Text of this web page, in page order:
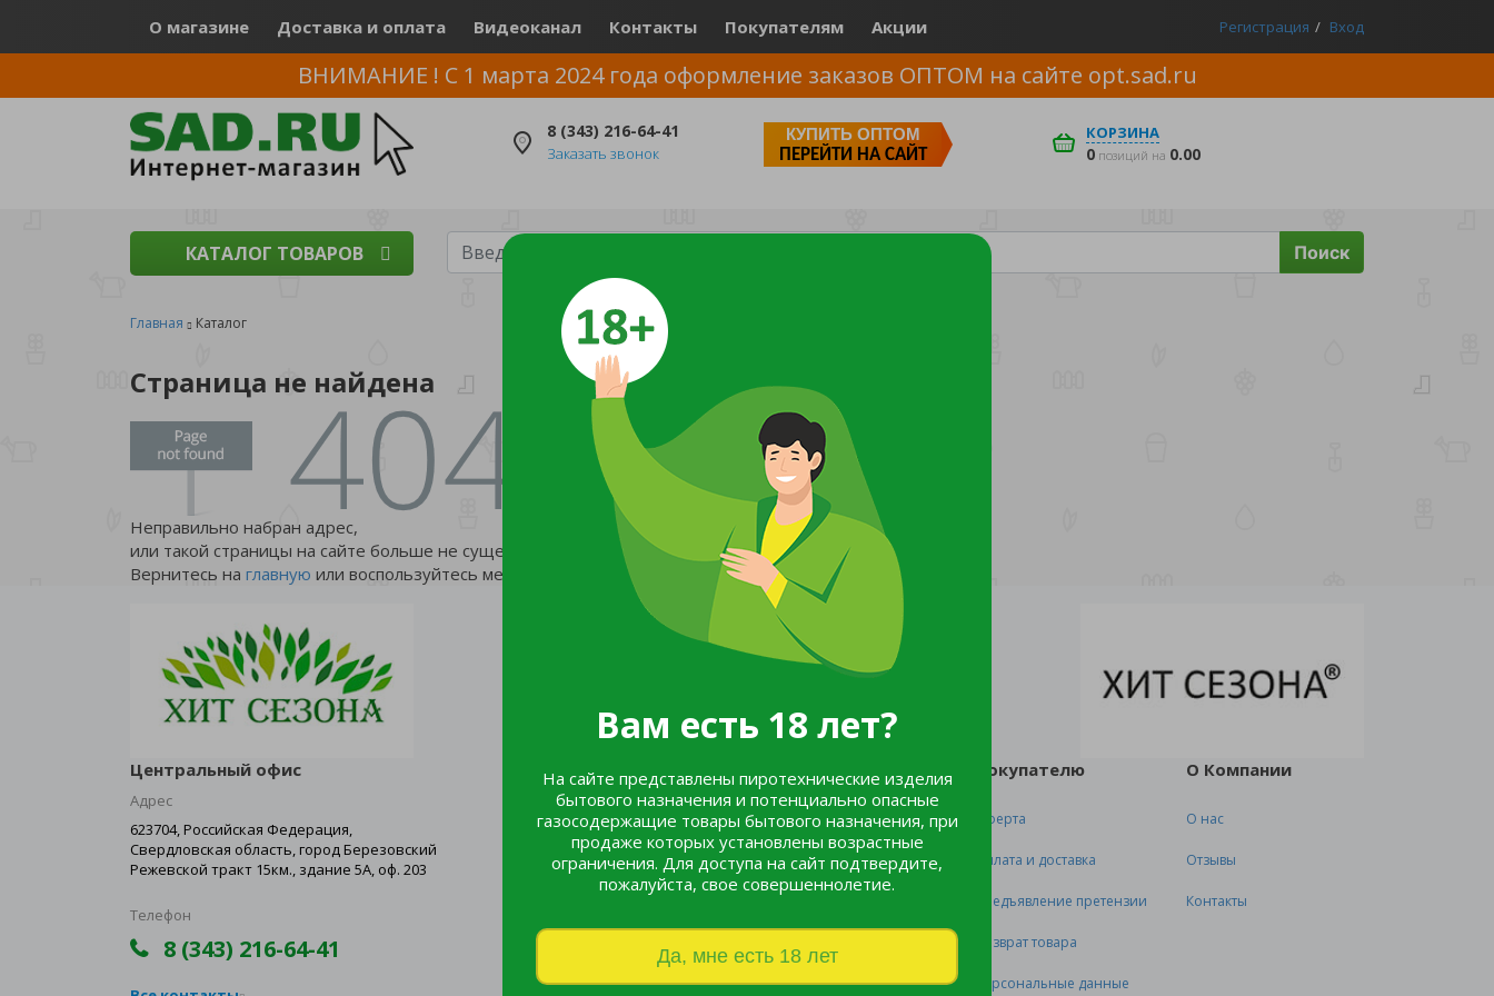
Вам есть 18 лет?
На сайте представлены пиротехнические изделия
бытового назначения и потенциально опасные
газосодержащие товары бытового назначения, при
продаже которых установлены возрастные
ограничения. Для доступа на сайт подтвердите,
пожалуйста, свое совершеннолетие.
Да, мне есть 18 лет
О магазине Доставка и оплата Видеоканал Контакты Покупателям Акции Регистрация Вход
ВНИМАНИЕ ! С 1 марта 2024 года оформление заказов ОПТОМ на сайте opt.sad.ru
8 (343) 216-64-41
Заказать звонок
КУПИТЬ ОПТОМ
ПЕРЕЙТИ НА САЙТ
КОРЗИНА
0 позиций на 0.00
КАТАЛОГ ТОВАРОВ Поиск
Главная Каталог
Страница не найдена
Неправильно набран адрес,
или такой страницы на сайте больше не существует.
Вернитесь на главную или воспользуйтесь меню сайта.
Мы в соцсетях:
Центральный офис
Адрес
623704, Российская Федерация,
Свердловская область, город Березовский
Режевской тракт 15км., здание 5А, оф. 203
Телефон
8 (343) 216-64-41
Все товары
Listok
Новинки
Покупателю
Оферта
Оплата и доставка
Предъявление претензии
Возврат товара
Персональные данные
О Компании
О нас
Отзывы
Контакты